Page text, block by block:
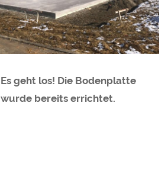
Es geht los! Die Bodenplatte
wurde bereits errichtet.